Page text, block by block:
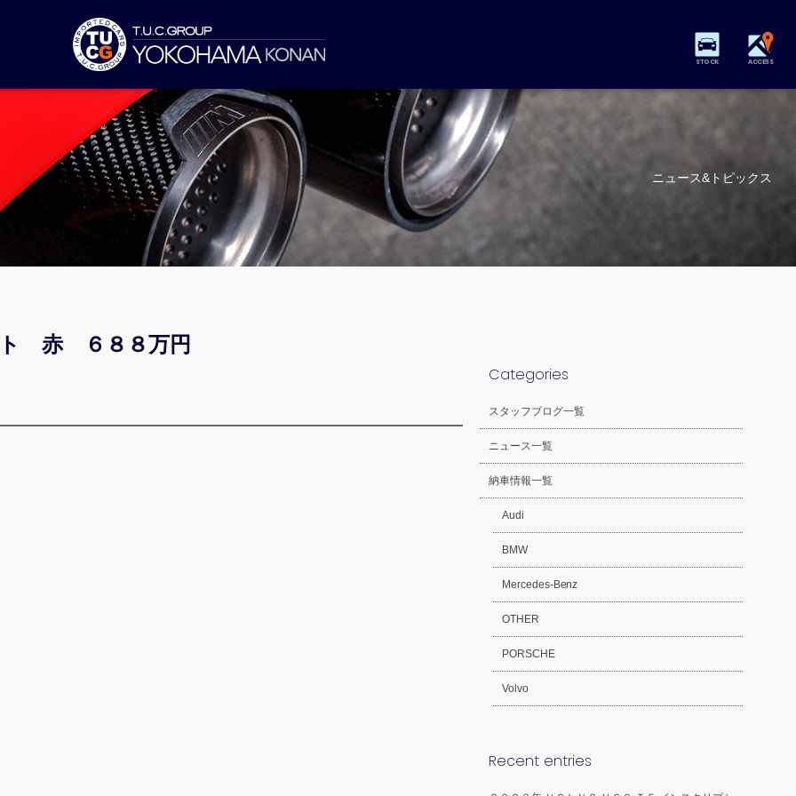
STOCK ACCESS
ニュース&トピックス
ト 赤 ６８８万円
Categories
スタッフブログ一覧
ニュース一覧
納車情報一覧
Audi
BMW
Mercedes-Benz
OTHER
PORSCHE
Volvo
Recent entries